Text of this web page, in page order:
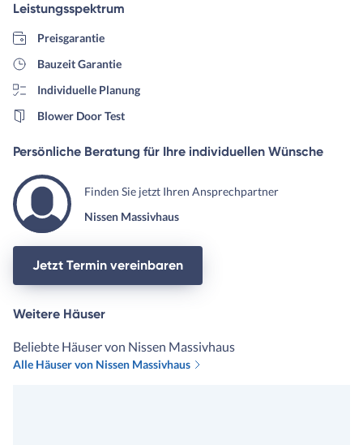
Leistungsspektrum
Preisgarantie
Bauzeit Garantie
Individuelle Planung
Blower Door Test
Persönliche Beratung für Ihre individuellen Wünsche
Finden Sie jetzt Ihren Ansprechpartner
Nissen Massivhaus
Jetzt Termin vereinbaren
Weitere Häuser
Beliebte Häuser von Nissen Massivhaus
Alle Häuser von Nissen Massivhaus